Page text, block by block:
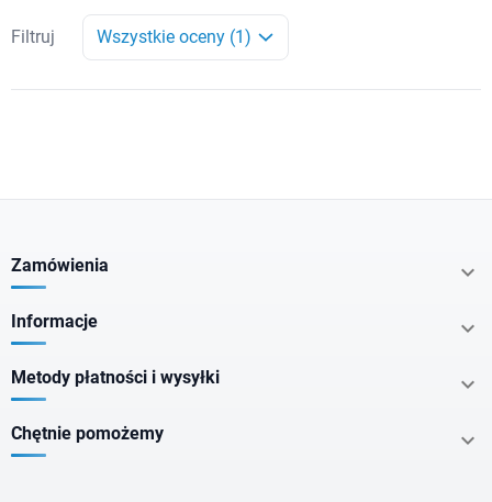
Filtruj Wszystkie oceny (1)
Zamówienia 
Informacje 
Metody płatności i wysyłki 
Chętnie pomożemy 